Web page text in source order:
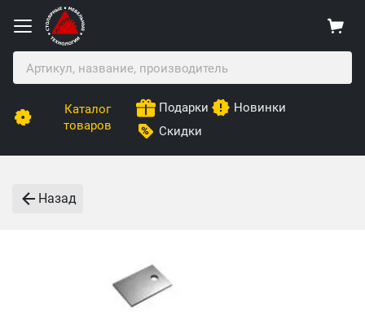
Каталог
товаров
Подарки
Новинки
Скидки
Назад